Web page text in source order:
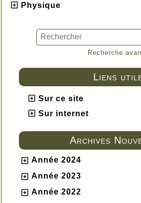
Physique
Recherche
Liens
Sur ce site
Sur internet
Archives
Année 2024
Année 2023
Année 2022